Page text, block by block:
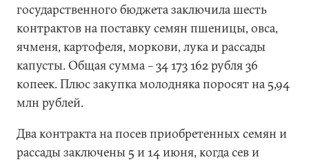
государственного бюджета заключила шесть
контрактов на поставку семян пшеницы, овса,
ячменя, картофеля, моркови, лука и рассады
капусты. Общая сумма – 34 173 162 рубля 36
копеек. Плюс закупка молодняка поросят на 5,94
млн рублей.
Два контракта на посев приобретенных семян и
рассады заключены 5 и 14 июня, когда сев и